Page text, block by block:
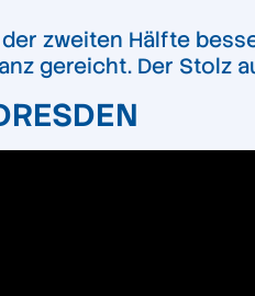
zweiten Hälfte
gereicht. Der Stolz